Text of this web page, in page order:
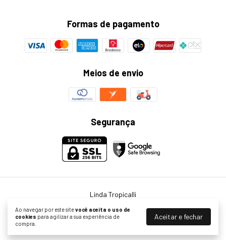
Ao navegar por este sitevocê aceita o uso de
cookies para agilizar a sua experiência de
compra.
Aceitar e fechar
Formas de pagamento
Meios de envio
Segurança
Linda Tropicalli